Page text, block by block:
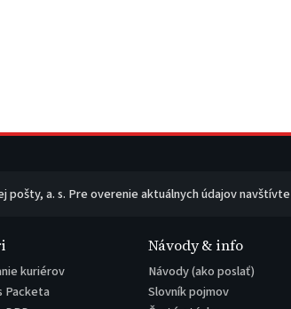
a. s. Pre overenie aktuálnych údajov navštívte
kuriérov
Packeta
Návody & info
Návody (ako poslať)
Slovník pojmov